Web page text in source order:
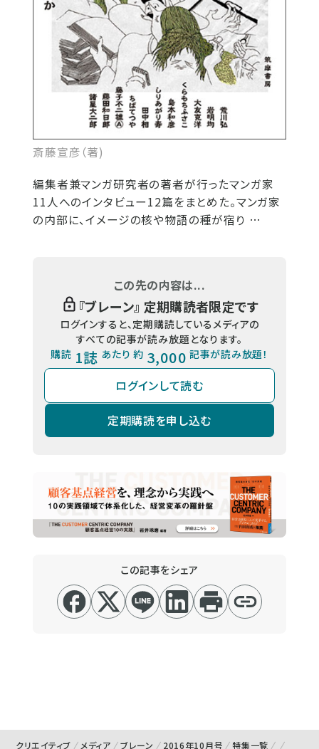
斎藤宣彦（著)
編集者兼マンガ研究者の著者が行ったマンガ家
11人へのインタビュー12篇をまとめた。マンガ家
の内部に、イメージの核や物語の種が宿り …
この先の内容は...
『ブレーン』 定期購読者限定です
ログインすると、定期購読しているメディアの
すべての記事が読み放題となります。
購読 1誌 あたり 約 3,000 記事が読み放題！
ログインして読む
定期購読を申し込む
この記事をシェア
クリエイティブ メディア ブレーン 2016年10月号 特集一覧